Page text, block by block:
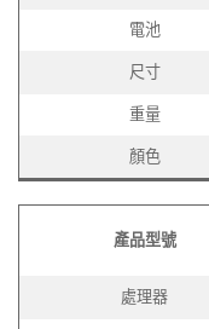
電池
尺寸
重量
顏色
產品型號
處理器